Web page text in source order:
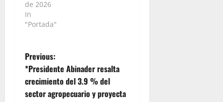
de 2026
In
"Portada"
P
o
Previous:
*Presidente Abinader resalta
crecimiento del 3.9 % del
sector agropecuario y proyecta